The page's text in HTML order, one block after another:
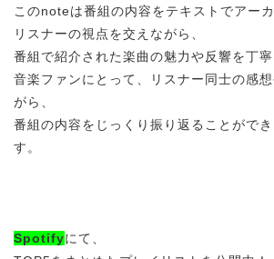
このnoteは番組の内容をテキストでアーカ
リスナーの視点を交えながら、
番組で紹介された楽曲の魅力や反響を丁寧
音楽ファンにとって、リスナー同士の感
がら、
番組の内容をじっくり振り返ることがで
す。
Spotifyにて、